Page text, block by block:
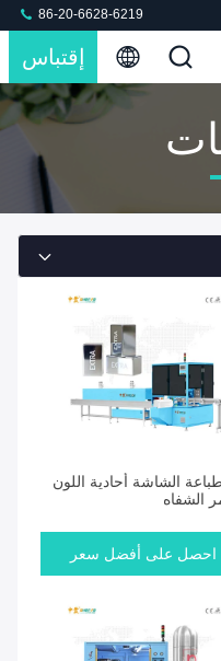
86-20-6628-6219
إقتباس
الشاشة أحادية اللون
الشفاه
احصل على أفضل سعر